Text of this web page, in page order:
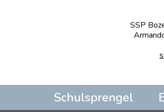
SSP
Schulsprengel